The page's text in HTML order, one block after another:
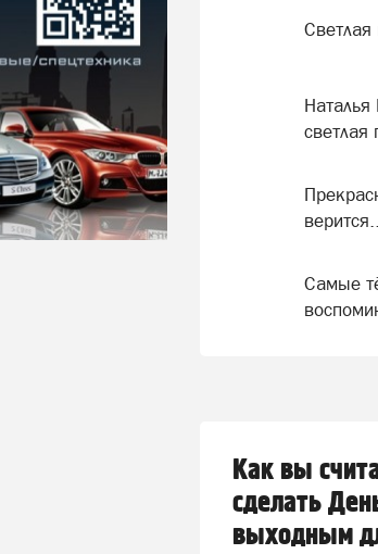
Светлая
Наталья
светлая
верится...
Самые
Как вы
сделать
выходным